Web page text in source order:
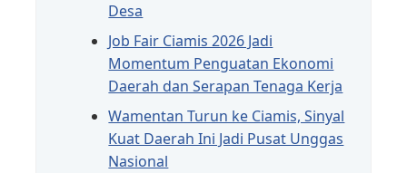
Desa
Job Fair Ciamis 2026 Jadi
Momentum Penguatan Ekonomi
Daerah dan Serapan Tenaga Kerja
Wamentan Turun ke Ciamis, Sinyal
Kuat Daerah Ini Jadi Pusat Unggas
Nasional